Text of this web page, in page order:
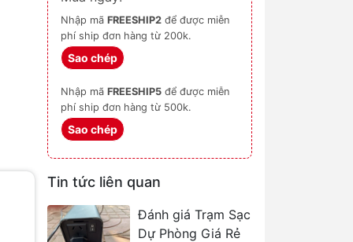
Nhập mã FREESHIP2
phí ship đơn hàng từ 200k.
Sao chép
Nhập mã FREESHIP5
phí ship đơn hàng từ 500k.
Sao chép
Tin tức liên quan
Đánh giá Trạm Sạc
Dự Phòng Giá Rẻ